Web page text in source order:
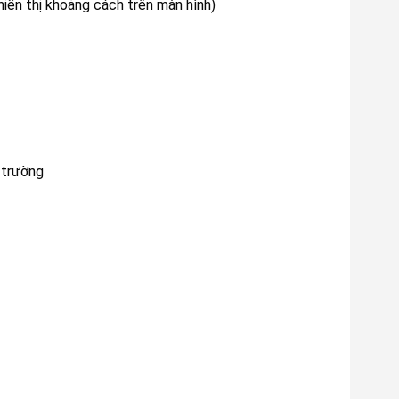
thị khoảng cách trên màn hình)
trường